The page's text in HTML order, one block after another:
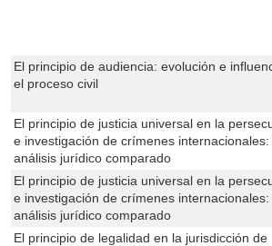
El principio de audiencia: evolución e
el proceso civil
El principio de justicia universal en la
e investigación de crímenes internacionales:
análisis jurídico comparado
El principio de justicia universal en la
e investigación de crímenes internacionales:
análisis jurídico comparado
El principio de legalidad en la jurisdicción de